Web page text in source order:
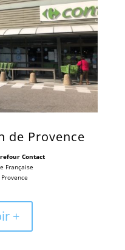
de Provence
Contact
Française
+